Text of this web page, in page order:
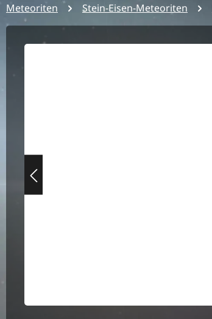
Meteoriten Stein-Eisen-Meteoriten
Bildergalerie überspringen